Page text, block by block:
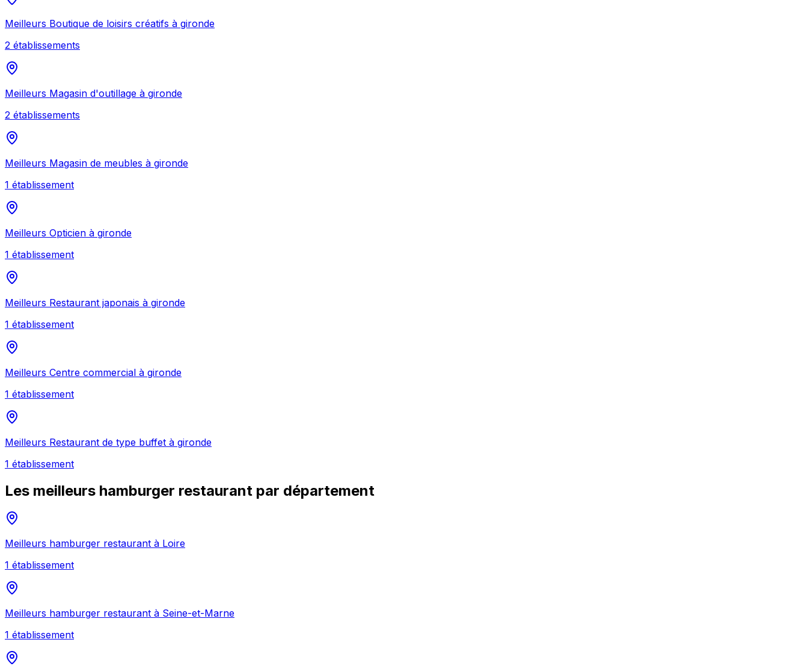
Meilleurs Boutique de loisirs créatifs à gironde
2 établissements
Meilleurs Magasin d'outillage à gironde
2 établissements
Meilleurs Magasin de meubles à gironde
1 établissement
Meilleurs Opticien à gironde
1 établissement
Meilleurs Restaurant japonais à gironde
1 établissement
Meilleurs Centre commercial à gironde
1 établissement
Meilleurs Restaurant de type buffet à gironde
1 établissement
Les meilleurs hamburger restaurant par département
Meilleurs hamburger restaurant à Loire
1 établissement
Meilleurs hamburger restaurant à Seine-et-Marne
1 établissement